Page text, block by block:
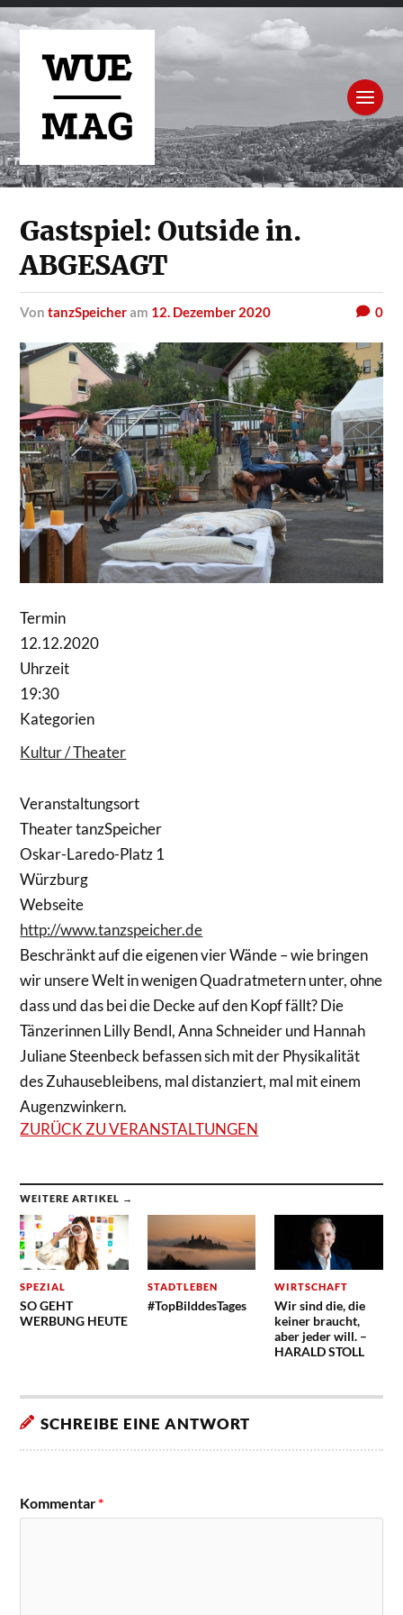
Gastspiel: Outside in.
ABGESAGT
vontanzSpeicheram 12. Dezember 2020 0
Termin
12.12.2020
Uhrzeit
19:30
Kategorien
Kultur / Theater
Veranstaltungsort
Theater tanzSpeicher
Oskar-Laredo-Platz 1
Würzburg
Webseite
http://www.tanzspeicher.de
Beschränkt auf die eigenen vier Wände – wie bringen
wir unsere Welt in wenigen Quadratmetern unter, ohne
dass und das bei die Decke auf den Kopf fällt? Die
Tänzerinnen Lilly Bendl, Anna Schneider und Hannah
Juliane Steenbeck befassen sich mit der Physikalität
des Zuhausebleibens, mal distanziert, mal mit einem
Augenzwinkern.
ZURÜCK ZU VERANSTALTUNGEN
WEITERE ARTIKEL →
SPEZIAL
SO GEHT
WERBUNG HEUTE
STADTLEBEN
#TopBilddesTages
WIRTSCHAFT
Wir sind die, die
keiner braucht,
aber jeder will. –
HARALD STOLL
SCHREIBE EINE ANTWORT
Kommentar*